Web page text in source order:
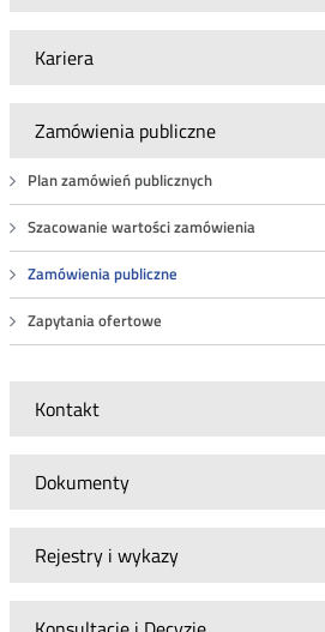
Kariera
Zamówienia publiczne
Plan zamówień publicznych
Szacowanie wartości zamówienia
Zamówienia publiczne
Zapytania ofertowe
Kontakt
Dokumenty
Rejestry i wykazy